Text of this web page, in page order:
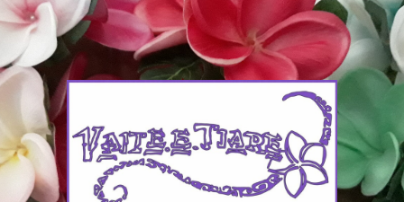
Livraison sous 24/48h en Métropole - Frais de livraison offert dès 85
euros d'achat en Métropole, dès 150 euros pour le reste du monde